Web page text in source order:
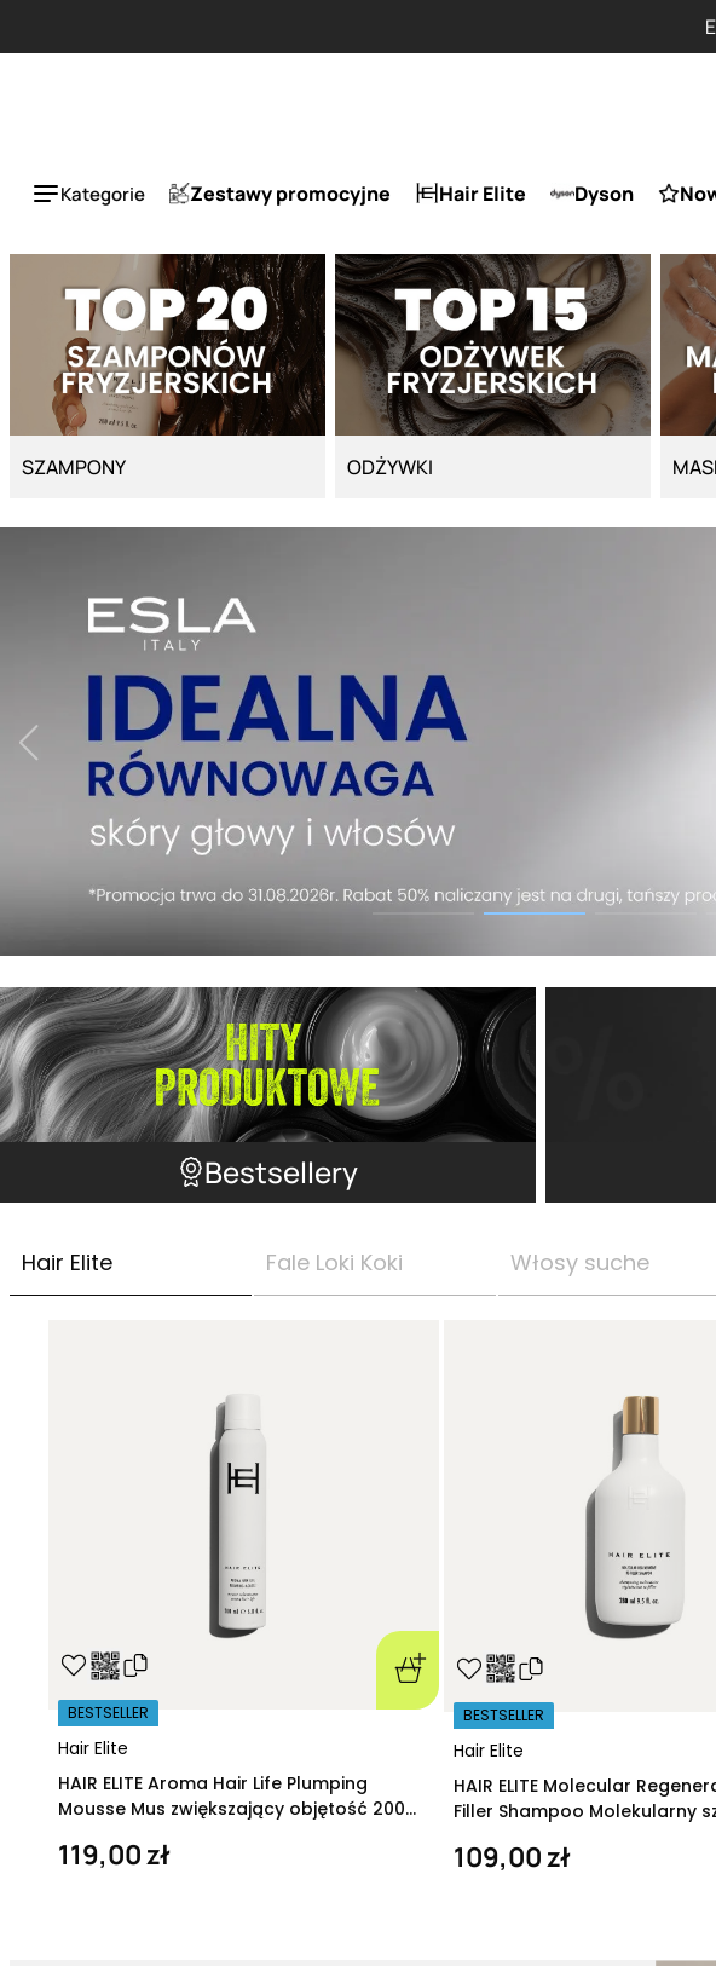
Kategorie Zestawy promocyjne Hair Elite Dyson
SZAMPONY ODŻYWKI
Bestsellery
Hair Elite Fale Loki Koki Włosy suche
Hair Elite
BESTSELLER
HAIR ELITE Aroma Hair Life Plumping
Mousse Mus zwiększający objętość 200
119,00 zł
Hair Elite
BESTSELLER
HAIR ELITE Molecular
Filler Shampoo Molekularny
109,00 zł